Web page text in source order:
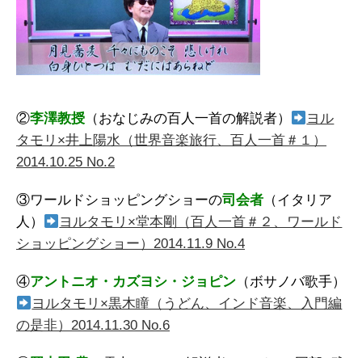
②李澤教授 （おなじみの百人一首の解説者）
ヨル
タモリ×井上陽水（世界音楽旅行、百人一首＃１）
2014.10.25 No.2
③ワールドショッピングショーの司会者 （イタリア
人）
ヨルタモリ×堂本剛（百人一首＃２、ワールド
ショッピングショー）2014.11.9 No.4
④アントニオ・カズヨシ・ジョピン （ボサノバ歌手）
ヨルタモリ×黒木瞳（うどん、インド音楽、入門編
の是非）2014.11.30 No.6